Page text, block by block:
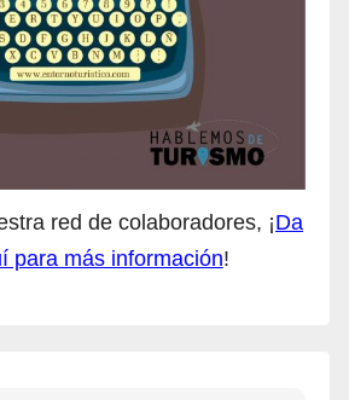
red de colaboradores, ¡Da
para más información!